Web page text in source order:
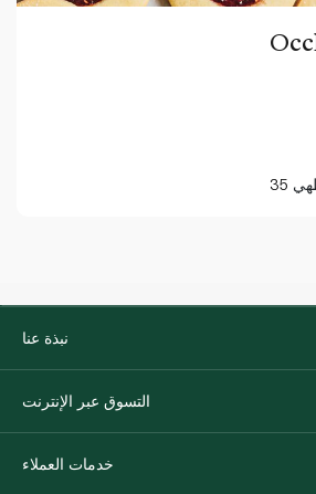
نبذة عنا
التسوق عبر الإنترنت
خدمات العملاء